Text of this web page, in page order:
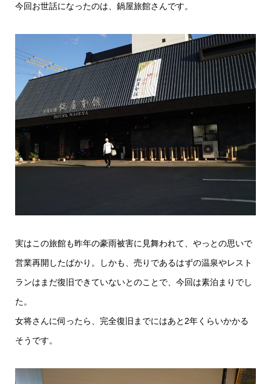
今回お世話になったのは、鍋屋旅館さんです。
実はこの旅館も昨年の豪雨被害に見舞われて、やっとの思いで
営業再開したばかり。しかも、売りであるはずの温泉やレスト
ランはまだ復旧できていないとのことで、今回は素泊まりでし
た。
女将さんに伺ったら、完全復旧までにはあと2年くらいかかる
そうです。